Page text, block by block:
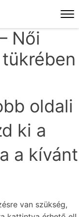
Női
oldali
ki a
a kívánt
van szükség,